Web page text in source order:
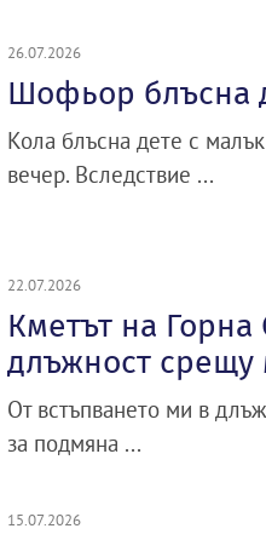
26.07.2026
Шофьор блъсна
Кола блъсна дете с
вечер. Вследствие ...
22.07.2026
Кметът на
длъжност срещу
От встъпването ми в
за подмяна ...
15.07.2026